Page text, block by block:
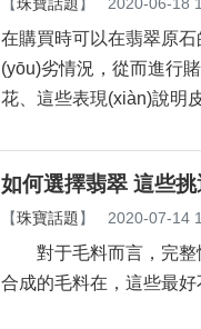
在購買時可以在翡翠原石
(yōu)劣情況，從而進行賭石
花、這些表現(xiàn)說
如何選擇翡翠 這些
【珠寶話題】 2020-07-14
對于毛料而言，完整性
合成的毛料在，這些最好不